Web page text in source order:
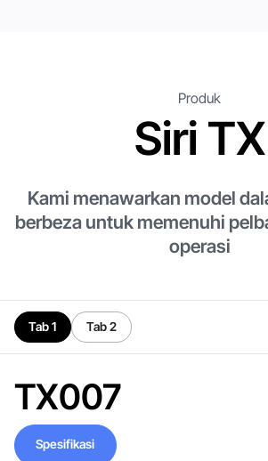
Produk
Siri TX
Kami menawarkan model
berbeza untuk memenuhi
operasi
Tab 1 Tab 2
TX007
Spesifikasi